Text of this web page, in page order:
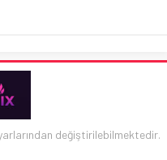
değiştirilebilmektedir.